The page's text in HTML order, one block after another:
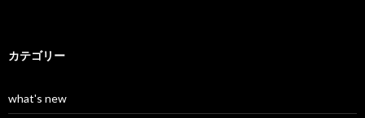
カテゴリー
what's new